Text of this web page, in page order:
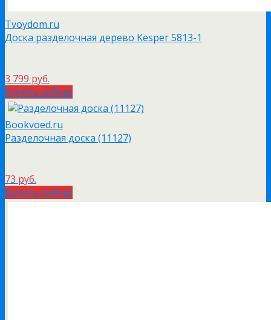
Tvoydom.ru
Доска разделочная дерево Kesper 5813-1
3 799 руб.
Купить сейчас
Bookvoed.ru
Разделочная доска (11127)
73 руб.
Купить сейчас